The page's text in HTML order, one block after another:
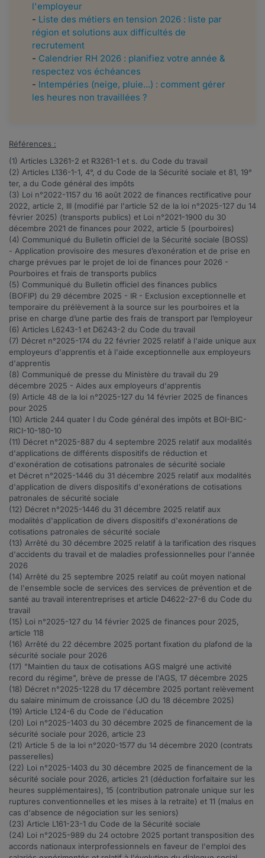
l'employeur
- Liste des métiers en tension 2026 : liste par
région et solutions aux difficultés de
recrutement
- Calendrier RH 2026 : planifiez votre année &
respectez vos échéances
- Intempéries (neige, pluie...) : comment gérer
les heures non travaillées ?
Références :
(1) Articles L3261-2 et R3261-1 et s. du Code du travail
(2) Articles L136-1-1, 4°, d du Code de la Sécurité sociale et 81, 19°
ter, a du Code général des impôts
(3) Loi n°2022-1157 du 16 août 2022 de finances rectificative pour
2022, article 2, III (modifié par l'article 52 de la loi n°2025-127 du 14
février 2025) (transports publics) et Loi n°2021-1900 du 30
décembre 2021 de finances pour 2022, article 5 (pourboires)
(4) Communiqué du Bulletin officiel de la Sécurité sociale (BOSS)
- Application provisoire des mesures d’exonération et de prise en
charge prévues par le projet de loi de finances pour 2026 -
Pourboires et frais de transports publics
(5) Communiqué du Bulletin officiel des finances publics
(BOFIP) du 29 décembre 2025 - IR - Exclusion exceptionnelle et
temporaire du prélèvement à la source sur les pourboires et la
prise en charge d’une partie des frais de transport par l’employeur
(6) Articles L6243-1 et D6243-2 du Code du travail
(7) Décret n°2025-174 du 22 février 2025 relatif à l'aide unique aux
employeurs d'apprentis et à l'aide exceptionnelle aux employeurs
d'apprentis
(8) Communiqué de presse du Ministère du travail du 29
décembre 2025 - Aides aux employeurs d'apprentis
(9) Article 48 de la loi n°2025-127 du 14 février 2025 de finances
pour 2025
(10) Article 244 quater I du Code général des impôts et BOI-BIC-
RICI-10-180-10
(11) Décret n°2025-887 du 4 septembre 2025 relatif aux modalités
d'applications de différents dispositifs de réduction et
d'exonération de cotisations patronales de sécurité sociale
et Décret n°2025-1446 du 31 décembre 2025 relatif aux modalités
d'application de divers dispositifs d'exonérations de cotisations
patronales de sécurité sociale
(12) Décret n°2025-1446 du 31 décembre 2025 relatif aux
modalités d'application de divers dispositifs d'exonérations de
cotisations patronales de sécurité sociale
(13) Arrêté du 30 décembre 2025 relatif à la tarification des risques
d'accidents du travail et de maladies professionnelles pour l'année
2026
(14) Arrêté du 25 septembre 2025 relatif au coût moyen national
de l'ensemble socle de services des services de prévention et de
santé au travail interentreprises et article D4622-27-6 du Code du
travail
(15) Loi n°2025-127 du 14 février 2025 de finances pour 2025,
article 118
(16) Arrêté du 22 décembre 2025 portant fixation du plafond de la
sécurité sociale pour 2026
(17) "Maintien du taux de cotisations AGS malgré une activité
record du régime", brève de presse de l'AGS, 17 décembre 2025
(18) Décret n°2025-1228 du 17 décembre 2025 portant relèvement
du salaire minimum de croissance (JO du 18 décembre 2025)
(19) Article L124-6 du Code de l'éducation
(20) Loi n°2025-1403 du 30 décembre 2025 de financement de la
sécurité sociale pour 2026, article 23
(21) Article 5 de la loi n°2020-1577 du 14 décembre 2020 (contrats
passerelles)
(22) Loi n°2025-1403 du 30 décembre 2025 de financement de la
sécurité sociale pour 2026, articles 21 (déduction forfaitaire sur les
heures supplémentaires), 15 (contribution patronale unique sur les
ruptures conventionnelles et les mises à la retraite) et 11 (malus en
cas d'absence de négociation sur les seniors)
(23) Article L161-23-1 du Code de la Sécurité sociale
(24) Loi n°2025-989 du 24 octobre 2025 portant transposition des
accords nationaux interprofessionnels en faveur de l'emploi des